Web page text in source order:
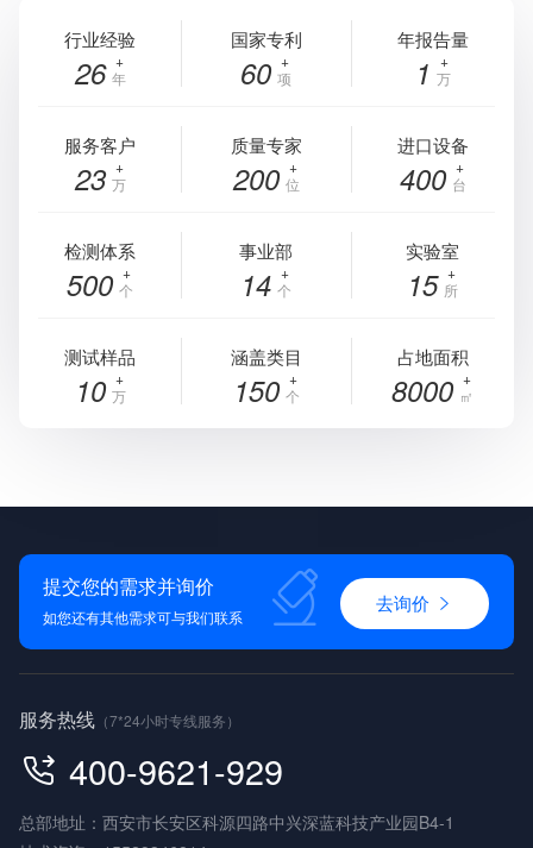
行业经验
26 年
国家专利
60 项
年报告量
1 万
服务客户
23 万
质量专家
200 位
进口设备
400 台
检测体系
500 个
事业部
14 个
实验室
15 所
测试样品
10 万
涵盖类目
150 个
占地面积
8000 ㎡
提交您的需求并询价
如您还有其他需求可与我们联系
去询价
服务热线 （7*24小时专线服务）
400-9621-929
总部地址：西安市长安区科源四路中兴深蓝科技产业园B4-1